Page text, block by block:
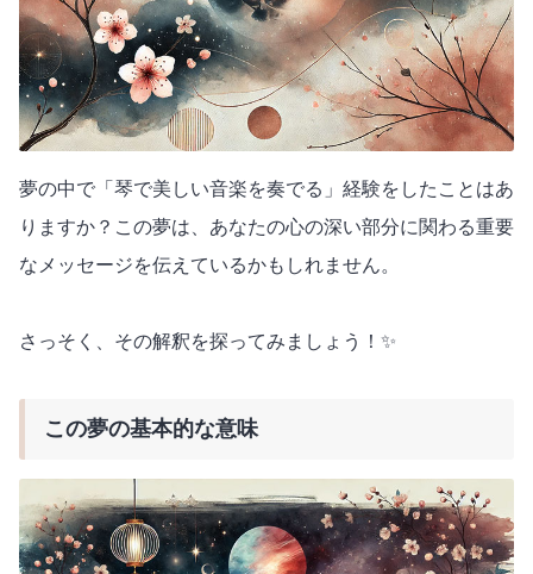
夢の中で「琴で美しい音楽を奏でる」経験をしたことはあ
りますか？この夢は、あなたの心の深い部分に関わる重要
なメッセージを伝えているかもしれません。
さっそく、その解釈を探ってみましょう！✨
この夢の基本的な意味